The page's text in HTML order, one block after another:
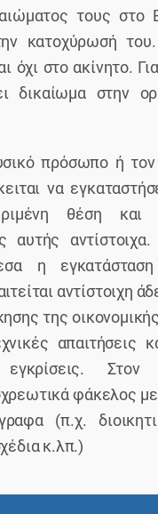
τους στο
κατοχύρωσή
όχι στο ακίνητο.
δικαίωμα στην
πρόσωπο ή
να
θέση και
αυτής
η
αντίστοιχη
της
απαιτήσεις
εγκρίσεις.
φάκελος
(π.χ.
κ.λπ.)